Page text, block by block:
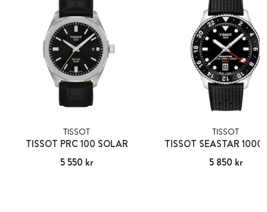
TISSOT
TISSOT PRC 100 SOLAR
Pris :5 550 kr
5 550 kr
TISSOT
TISSOT SEASTAR
Pris :5 850 kr
5 850 kr